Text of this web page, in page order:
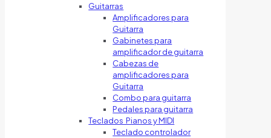
Guitarras
Amplificadores para
Guitarra
Gabinetes para
amplificador de guitarra
Cabezas de
amplificadores para
Guitarra
Combo para guitarra
Pedales para guitarra
Teclados Pianos y MIDI
Teclado controlador